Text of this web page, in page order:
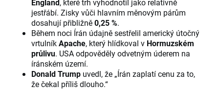
jestřábí. Zisky vůči hlavním měnovým párům
dosahují přibližně0,25 %.
Během noci Írán údajně sestřelil americký útočný
vrtulníkApache, který hlídkoval v Hormuzském
průlivu. USA odpověděly odvetným úderem na
íránském území.
Donald Trump uvedl, že „Írán zaplatí cenu za to,
že čekal příliš dlouho.“